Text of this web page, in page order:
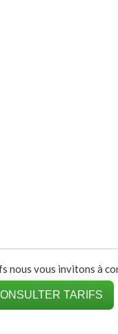
nous vous invitons à
TARIFS